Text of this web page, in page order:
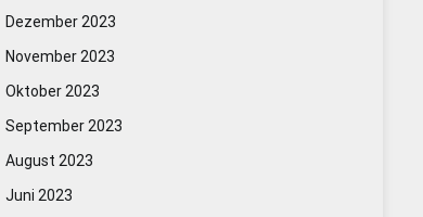
Dezember 2023
November 2023
Oktober 2023
September 2023
August 2023
Juni 2023